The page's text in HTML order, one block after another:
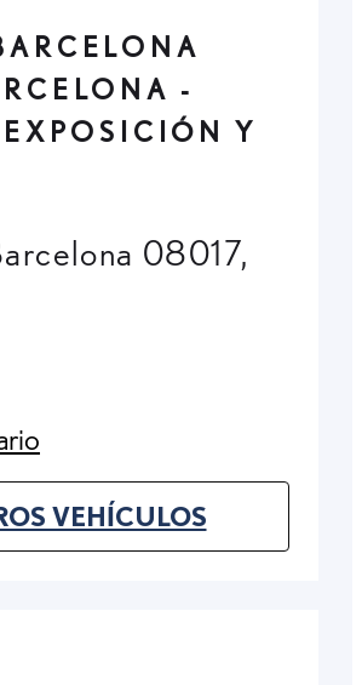
-
Y
08017,
new tab)
in new tab)
VEHÍCULOS
(OPENS IN NEW TAB)